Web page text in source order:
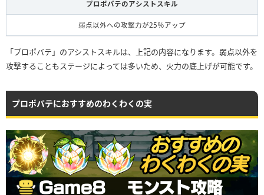
プロポバテのアシストスキル
弱点以外への攻撃力が25％アップ
「プロポバテ」のアシストスキルは、上記の内容になります。弱点以外を
攻撃することもステージによっては多いため、火力の底上げが可能です。
プロポバテにおすすめのわくわくの実